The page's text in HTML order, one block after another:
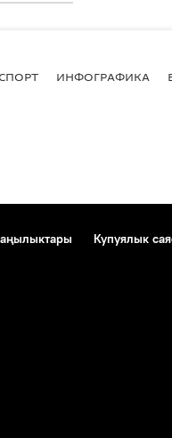
ИНФОГРАФИКА
Купуялык